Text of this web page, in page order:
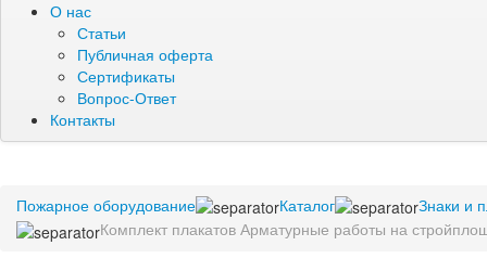
О нас
Статьи
Публичная оферта
Сертификаты
Вопрос-Ответ
Контакты
Пожарное оборудование Каталог
Знаки и
Комплект плакатов Арматурные работы на